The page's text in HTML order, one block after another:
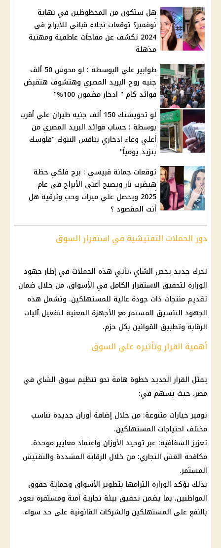
هل ستكون من المحظوظين في نهاية
نوفمبر؟ توقعات نجلاء قباني للأبراج في
2024 تكشف عن مفاجآت عاطفية ومهنية
مذهلة
طوابير علي البوسطة : لو محوش 50 ألف
جنيه روح البريد المصري وهتشوف هتقبض
فوائد كام " ادخار مضمون 100%"
لو تحويشتك 150 ألف جنيه طيران علي أقرب
بوسطة : حساب فوائد البريد المصري من
أعلي وعاء ادخاري ينافس البنوك "فلوسك
بتزيد يومياً"
توقعات جمانة قبيسي : برج فلكي حظة
هيضرب نار ويصبح أغنى الأبراج فى عام
2025 ويحصل علي ميراث وحب وترقية هل
أنت المقصود ؟
دور الحملات التفتيشية في استقرار السوق
تحرك جديد يخص الشاي ،تأتي هذه الحملات في إطار جهود
الوزارة لتحقيق الاستقرار الكامل في الأسواق، من خلال ضمان
تقديم منتجات ذات جودة عالية للمستهلكين. وتشمل هذه
الجهود التنسيق المستمر مع الأجهزة المعنية لتفعيل آليات
الرقابة وتطبيق القوانين بكل حزم.
أهمية القرار وتأثيره على السوق
يمثل القرارالجديد خطوة هامة نحو تنظيم سوق الشاي في
مصر، حيث يسهم في:
توفيرخيارات متنوعة: من خلال إضافة أوزان جديدة تناسب
مختلف احتياجات المستهلكين.
تعزيز الشفافية: عبر توحيد الأوزان واعتماد معايير موحدة.
مكافحة الغش التجاري: من خلال الرقابة المشددة والتفتيش
المستمر.
بذلك تؤكد الوزارة التزامها بتطويرالأسواق وحماية حقوق
المواطنين، بما يضمن تحقيق بيئة تجارية آمنة ومستقرة تعود
بالنفع على المستهلكين والشركات القانونية على حد سواء.